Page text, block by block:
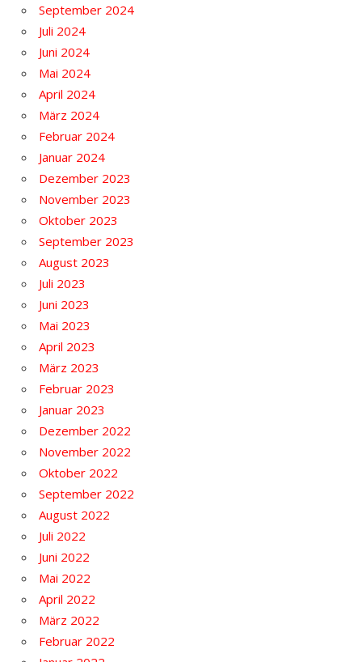
September 2024
Juli 2024
Juni 2024
Mai 2024
April 2024
März 2024
Februar 2024
Januar 2024
Dezember 2023
November 2023
Oktober 2023
September 2023
August 2023
Juli 2023
Juni 2023
Mai 2023
April 2023
März 2023
Februar 2023
Januar 2023
Dezember 2022
November 2022
Oktober 2022
September 2022
August 2022
Juli 2022
Juni 2022
Mai 2022
April 2022
März 2022
Februar 2022